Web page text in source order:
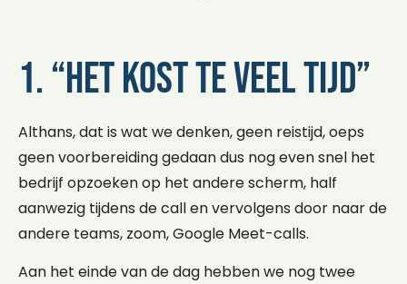
1. “Het kost te veel tijd”
Althans, dat is wat we denken, geen reistijd, oeps
geen voorbereiding gedaan dus nog even snel het
bedrijf opzoeken op het andere scherm, half
aanwezig tijdens de call en vervolgens door naar de
andere teams, zoom, Google Meet-calls.
Aan het einde van de dag hebben we nog twee